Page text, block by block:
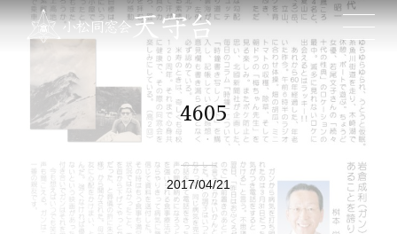
4605
2017/04/21